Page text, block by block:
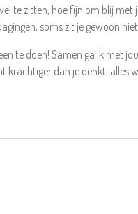
te zitten, hoe fijn om blij
soms zit je gewoon
te doen! Samen ga ik met
krachtiger dan je denkt, alles